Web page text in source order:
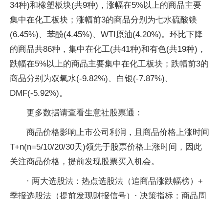
34种)和橡塑板块(共9种)，涨幅在5%以上的商品主要
集中在化工板块；涨幅前3的商品分别为七水硫酸镁
(6.45%)、苯酚(4.45%)、WTI原油(4.20%)。环比下降
的商品共86种，集中在化工(共41种)和有色(共19种)，
跌幅在5%以上的商品主要集中在化工板块；跌幅前3的
商品分别为双氧水(-9.82%)、白银(-7.87%)、
DMF(-5.92%)。
更多数据请查看生意社股票通：
商品价格影响上市公司利润，且商品价格上涨时间
T+n(n=5/10/20/30天)领先于股票价格上涨时间，因此
关注商品价格，提前发现股票买入机会。
· 两大选股法：热点选股法（追商品涨跌幅榜）+
季报选股法（提前发现财报信号）· 决策指标：商品周